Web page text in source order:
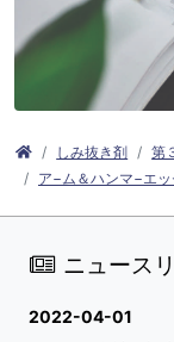
しみ抜き剤 第
ア−ム＆ハンマ−エ
ニュース
2022-04-01